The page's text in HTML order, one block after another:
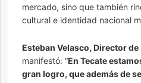
mercado, sino que también
cultural e identidad nacional
Esteban Velasco, Director de
manifestó: “En Tecate
gran logro, que además de